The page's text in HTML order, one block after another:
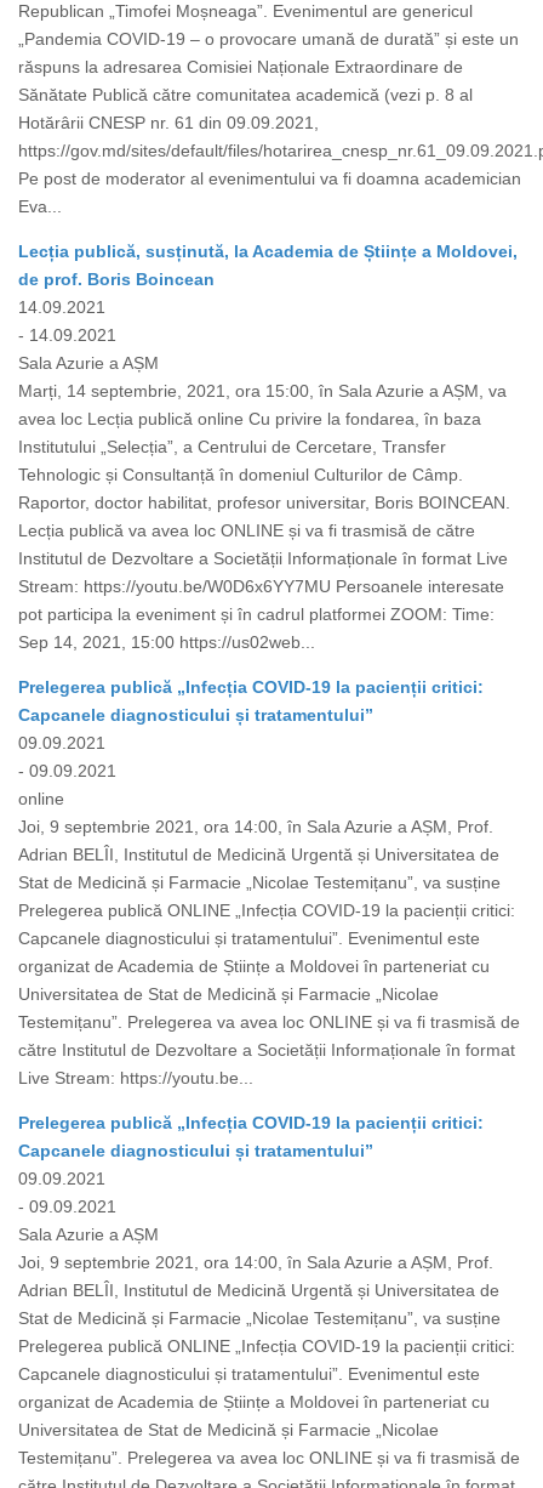
Republican „Timofei Moșneaga”. Evenimentul are genericul
„Pandemia COVID-19 – o provocare umană de durată” și este un
răspuns la adresarea Comisiei Naționale Extraordinare de
Sănătate Publică către comunitatea academică (vezi p. 8 al
Hotărârii CNESP nr. 61 din 09.09.2021,
https://gov.md/sites/default/files/
Pe post de moderator al evenimentului va fi doamna academician
Eva...
Lecția publică, susținută, la Academia de Științe a Moldovei,
de prof. Boris Boincean
14.09.2021
- 14.09.2021
Sala Azurie a AȘM
Marți, 14 septembrie, 2021, ora 15:00, în Sala Azurie a AȘM, va
avea loc Lecția publică online Cu privire la fondarea, în baza
Institutului „Selecția”, a Centrului de Cercetare, Transfer
Tehnologic și Consultanță în domeniul Culturilor de Câmp.
Raportor, doctor habilitat, profesor universitar, Boris BOINCEAN.
Lecția publică va avea loc ONLINE și va fi trasmisă de către
Institutul de Dezvoltare a Societății Informaționale în format Live
Stream: https://youtu.be/W0D6x6YY7MU Persoanele interesate
pot participa la eveniment și în cadrul platformei ZOOM: Time:
Sep 14, 2021, 15:00 https://us02web...
Prelegerea publică „Infecția COVID-19 la pacienții critici:
Capcanele diagnosticului și tratamentului”
09.09.2021
- 09.09.2021
online
Joi, 9 septembrie 2021, ora 14:00, în Sala Azurie a AȘM, Prof.
Adrian BELÎI, Institutul de Medicină Urgentă și Universitatea de
Stat de Medicină și Farmacie „Nicolae Testemițanu”, va susține
Prelegerea publică ONLINE „Infecția COVID-19 la pacienții critici:
Capcanele diagnosticului și tratamentului”. Evenimentul este
organizat de Academia de Științe a Moldovei în parteneriat cu
Universitatea de Stat de Medicină și Farmacie „Nicolae
Testemițanu”. Prelegerea va avea loc ONLINE și va fi trasmisă de
către Institutul de Dezvoltare a Societății Informaționale în format
Live Stream: https://youtu.be...
Prelegerea publică „Infecția COVID-19 la pacienții critici:
Capcanele diagnosticului și tratamentului”
09.09.2021
- 09.09.2021
Sala Azurie a AȘM
Joi, 9 septembrie 2021, ora 14:00, în Sala Azurie a AȘM, Prof.
Adrian BELÎI, Institutul de Medicină Urgentă și Universitatea de
Stat de Medicină și Farmacie „Nicolae Testemițanu”, va susține
Prelegerea publică ONLINE „Infecția COVID-19 la pacienții critici:
Capcanele diagnosticului și tratamentului”. Evenimentul este
organizat de Academia de Științe a Moldovei în parteneriat cu
Universitatea de Stat de Medicină și Farmacie „Nicolae
Testemițanu”. Prelegerea va avea loc ONLINE și va fi trasmisă de